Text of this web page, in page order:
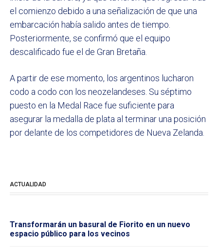
el comienzo debido a una señalización de que una
embarcación había salido antes de tiempo.
Posteriormente, se confirmó que el equipo
descalificado fue el de Gran Bretaña.
A partir de ese momento, los argentinos lucharon
codo a codo con los neozelandeses. Su séptimo
puesto en la Medal Race fue suficiente para
asegurar la medalla de plata al terminar una posición
por delante de los competidores de Nueva Zelanda.
ACTUALIDAD
Transformarán un basural de Fiorito en un nuevo
espacio público para los vecinos